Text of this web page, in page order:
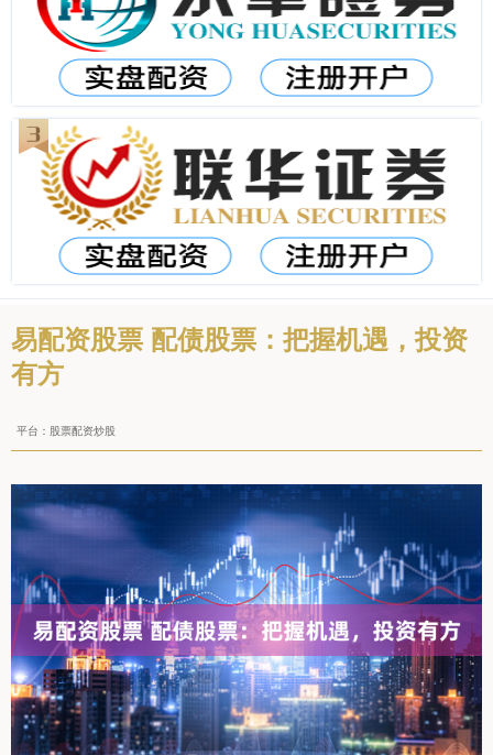
易配资股票 配债股票：把握机遇，投资
有方
平台：股票配资炒股